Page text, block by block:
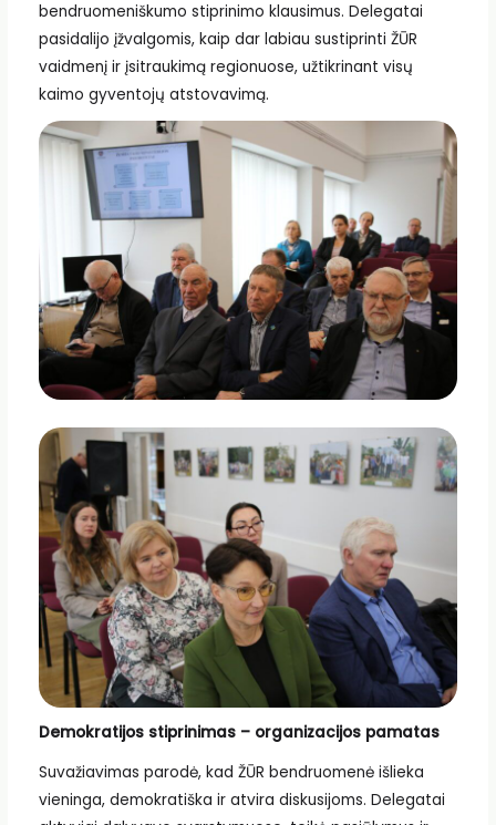
bendruomeniškumo stiprinimo klausimus. Delegatai
pasidalijo įžvalgomis, kaip dar labiau sustiprinti ŽŪR
vaidmenį ir įsitraukimą regionuose, užtikrinant visų
kaimo gyventojų atstovavimą.
Demokratijos stiprinimas – organizacijos pamatas
Suvažiavimas parodė, kad ŽŪR bendruomenė išlieka
vieninga, demokratiška ir atvira diskusijoms. Delegatai